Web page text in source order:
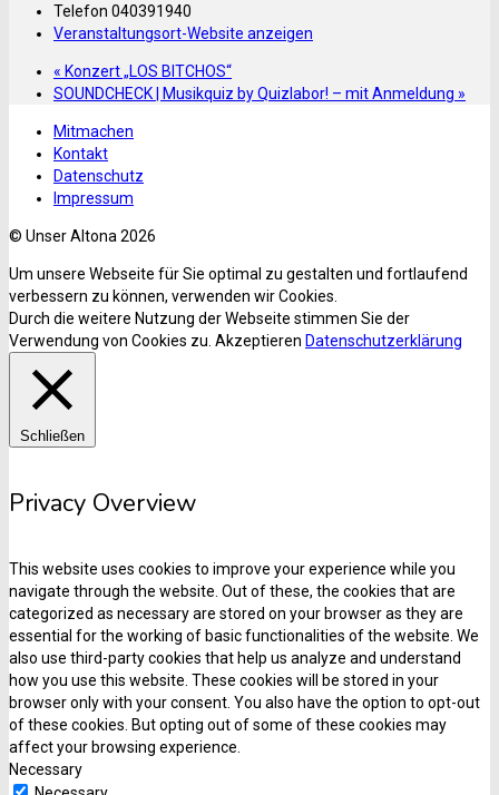
Telefon 040391940
Veranstaltungsort-Website anzeigen
« Konzert „LOS BITCHOS“
SOUNDCHECK | Musikquiz by Quizlabor! – mit Anmeldung »
Mitmachen
Kontakt
Datenschutz
Impressum
© Unser Altona 2026
Um unsere Webseite für Sie optimal zu gestalten und fortlaufend
verbessern zu können, verwenden wir Cookies.
Durch die weitere Nutzung der Webseite stimmen Sie der
Verwendung von Cookies zu. Akzeptieren Datenschutzerklärung
Schließen
Privacy Overview
This website uses cookies to improve your experience while you
navigate through the website. Out of these, the cookies that are
categorized as necessary are stored on your browser as they are
essential for the working of basic functionalities of the website. We
also use third-party cookies that help us analyze and understand
how you use this website. These cookies will be stored in your
browser only with your consent. You also have the option to opt-out
of these cookies. But opting out of some of these cookies may
affect your browsing experience.
Necessary